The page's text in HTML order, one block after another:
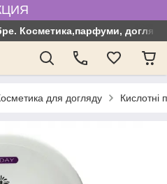
Косметика,парфуми, догляд
для догляду Кислотні